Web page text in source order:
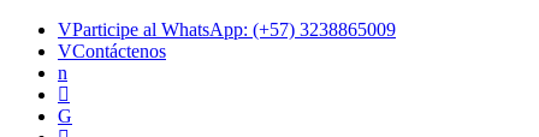
Participe al WhatsApp: (+57) 3238865009
Contáctenos